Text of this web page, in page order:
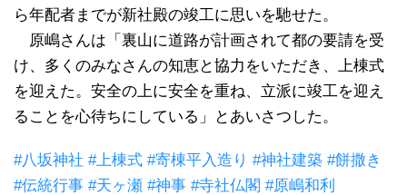
ら年配者までが新社殿の竣工に思いを馳せた。
原嶋さんは「裏山に道路が計画されて都の要請を受
け、多くのみなさんの知恵と協力をいただき、上棟式
を迎えた。安全の上に安全を重ね、立派に竣工を迎え
ることを心待ちにしている」とあいさつした。
#八坂神社 #上棟式 #寄棟平入造り #神社建築 #餅撒き
#伝統行事 #天ヶ瀬 #神事 #寺社仏閣 #原嶋和利